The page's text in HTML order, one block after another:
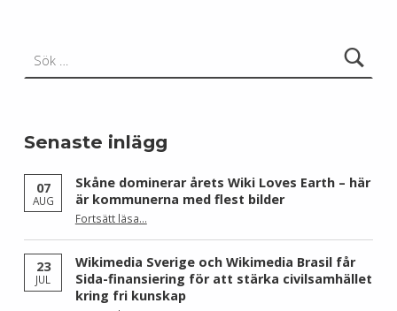
Senaste inlägg
07
AUG
Skåne dominerar årets Wiki Loves Earth – här
är kommunerna med flest bilder
Fortsätt läsa“Skåne dominerar årets Wiki Loves Earth – här är kommunerna med flest bilder”
…
23
JUL
Wikimedia Sverige och Wikimedia Brasil får
Sida-finansiering för att stärka civilsamhället
kring fri kunskap